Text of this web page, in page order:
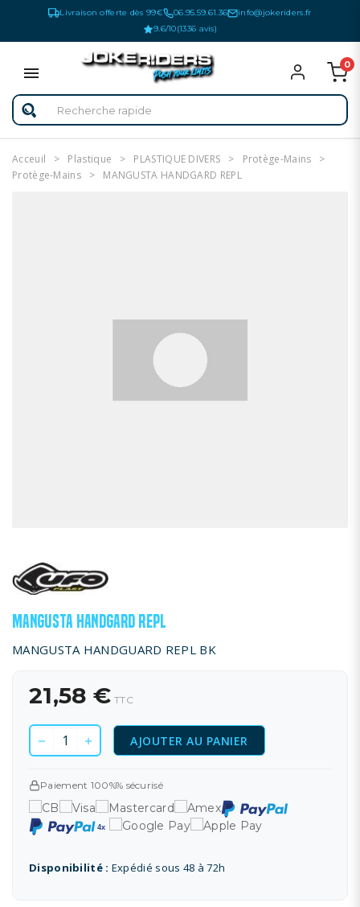
Livraison offerte dès 99€ 06.95.59.61.36
info@jokeriders.fr
9.6/10(1336 avis)
0
Acceuil Plastique PLASTIQUE DIVERS
Protège-Mains
Protège-Mains
MANGUSTA HANDGARD REPL
MANGUSTA HANDGARD REPL
MANGUSTA HANDGUARD REPL BK
21,58 € TTC
AJOUTER AU PANIER
Paiement 100%% sécurisé
Disponibilité : Expédié sous 48 à 72h